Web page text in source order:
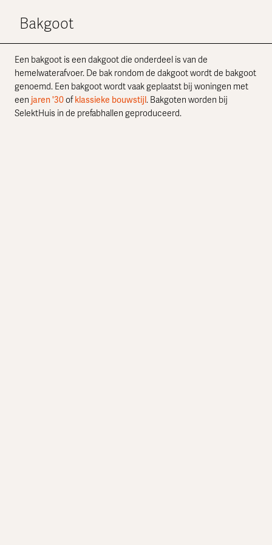
Bakgoot
Een bakgoot is een dakgoot die onderdeel is van de
hemelwaterafvoer. De bak rondom de dakgoot wordt de bakgoot
genoemd. Een bakgoot wordt vaak geplaatst bij woningen met
een jaren '30of klassieke bouwstijl . Bakgoten worden bij
SelektHuis in de prefabhallen geproduceerd.